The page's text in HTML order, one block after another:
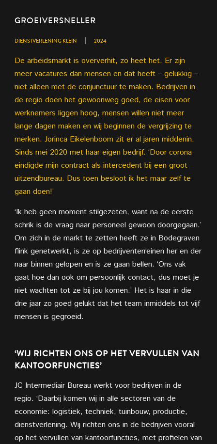
GROEIVERSNELLER
DIENSTVERLENING KLEIN | 2024
De arbeidsmarkt is oververhit, zo heet het. Er zijn
meer vacatures dan mensen en dat heeft – gelukkig –
niet alleen met de conjunctuur te maken. Bedrijven in
de regio doen het gewoonweg goed, de eisen voor
werknemers liggen hoog, mensen willen niet meer
lange dagen maken en wij beginnen de vergrijzing te
merken. Jorinca Eikelenboom zit er al jaren middenin.
Sinds mei 2020 met haar eigen bedrijf. ‘Door corona
eindigde mijn contract als intercedent bij een groot
uitzendbureau. Dus toen besloot ik het maar zelf te
gaan doen!’
‘Ik heb geen moment stilgezeten, want na de eerste
schrik is de vraag naar personeel gewoon doorgegaan.’
Om zich in de markt te zetten heeft ze in Bodegraven
flink genetwerkt, is ze op bedrijventerreinen her en der
naar binnen gelopen en is ze gaan bellen. ‘Ons vak
gaat hoe dan ook om persoonlijk contact, dus moet je
niet wachten tot ze bij jou komen.’ Het is haar in die
drie jaar zo goed gelukt dat het team inmiddels tot vijf
mensen is gegroeid.
‘WIJ RICHTEN ONS OP HET VERVULLEN VAN
KANTOORFUNCTIES’
JC Intermediair Bureau werkt voor bedrijven in de
regio. ‘Daarbij komen wij in alle sectoren van de
economie: logistiek, techniek, tuinbouw, productie,
dienstverlening. Wij richten ons in de bedrijven vooral
op het vervullen van kantoorfuncties, met profielen van